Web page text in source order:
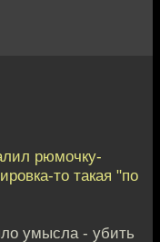
рюмочку-
то такая "по
умысла - убить